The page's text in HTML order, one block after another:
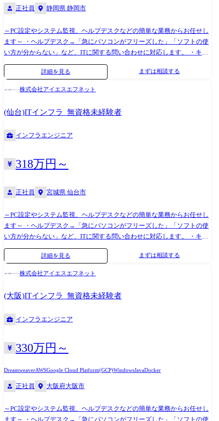
託NW構築プロジェクトの統括 役割: プロジェクトマネージャー(PM) 内
す。 リーダーポジションとしての参画を想定しており、技術管理と組織
管理の双方で手腕を発揮できる環境です。 ・大手SIer:ITサービスデスク
の新規立ち上げ・運用移管推進 役割: プロジェクトリーダー(PL) 内容: ゼ
ロベースからのサービスデスク立ち上げプロジェクト。 内勤の受託チー
ムと密に連携し、L1委託のスキーム構築から顧客への提案活動までをリ
と連携して新たな受託案件を創出する「攻め」のポジション。 プリセー
します。 ・大手シンクタンク:サーバ運用・構築および増員コンサルティ
通じて、今後の増員スケジュール確認やスキル要件のヒアリングを直接
実施。 現場のニーズを吸い上げ、体制強化の提案までを行う「顧客に最
正社員 静岡県 静岡市
～PC設定やシステム監視、ヘルプデスクなどの簡単な業務からお任せし
ます～ ・ヘルプデスク→「急にパソコンがフリーズした」「ソフトの使
い方が分からない」など、ITに関する問い合わせに対応します。 ・キッ
ティング業務→PC・タブレットの初期設定、ネットワーク設定などを⾏
います。 ・システムやネットワークの運用・保守・監視→インターネッ
トや社内ネットワークなどを円滑にするためのサーバー・セキュリティ
らくは先輩が横につきながらフォローします。 ゆくゆくは設計や構築、
プロジェクトマネジメントといったレベルの高い仕事にチャレンジする
ことも可能。 グローバルに拠点を展開しているため、意欲次第では世界
をまたにかけて活躍できるチャンスもあります。 ●プロジェクト例 ・
(キッティング、修理対応など)、リモートアクセスアカウント管理、e-
Token管理 など ・サーバーリプレイスの切り出し業務、AD統合向けド
クール向けタブレット端末キッティング、問い合わせ対応 ・打合せ決定
イヤメーカのPCキッティング作業、システム管理(手順書あり)
詳細を見る まずは相談する
株式会社アイエスエフネット
(仙台)ITインフラ_無資格未経験者
インフラエンジニア
318万円～
正社員 宮城県 仙台市
～PC設定やシステム監視、ヘルプデスクなどの簡単な業務からお任せし
ます～ ・ヘルプデスク→「急にパソコンがフリーズした」「ソフトの使
い方が分からない」など、ITに関する問い合わせに対応します。 ・キッ
ティング業務→PC・タブレットの初期設定、ネットワーク設定などを⾏
います。 ・システムやネットワークの運用・保守・監視→インターネッ
らくは先輩が横につきながらフォローします。 ゆくゆくは設計や構築、
プロジェクトマネジメントといったレベルの高い仕事にチャレンジする
をまたにかけて活躍できるチャンスもあります。 ●プロジェクト例 ①イ
に設置のサーバー構築
詳細を見る まずは相談する
株式会社アイエスエフネット
(大阪)ITインフラ_無資格未経験者
インフラエンジニア
330万円～
DreamweaverAWSGoogle Cloud Platform(GCP)WindowsJavaDocker
正社員 大阪府大阪市
～PC設定やシステム監視、ヘルプデスクなどの簡単な業務からお任せし
ます～ ・ヘルプデスク→「急にパソコンがフリーズした」「ソフトの使